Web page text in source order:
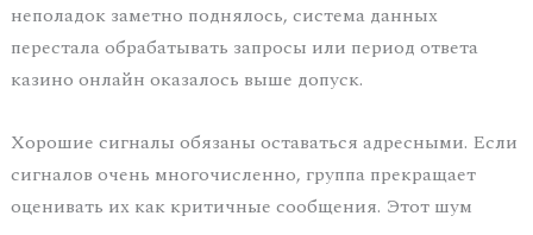
неполадок заметно поднялось, система данных
перестала обрабатывать запросы или период ответа
казино онлайн оказалось выше допуск.
Хорошие сигналы обязаны оставаться адресными. Если
сигналов очень многочисленно, группа прекращает
оценивать их как критичные сообщения. Этот шум